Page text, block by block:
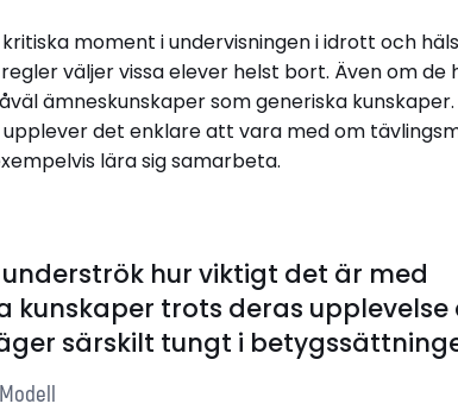
moment i undervisningen i idrott och
väljer vissa elever helst bort. Även om
ämneskunskaper som generiska
det enklare att vara med om
lära sig samarbeta.
underströk hur viktigt det är med
kunskaper trots deras
särskilt tungt i